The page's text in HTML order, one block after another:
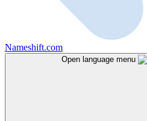
Nameshift.com
Open language menu